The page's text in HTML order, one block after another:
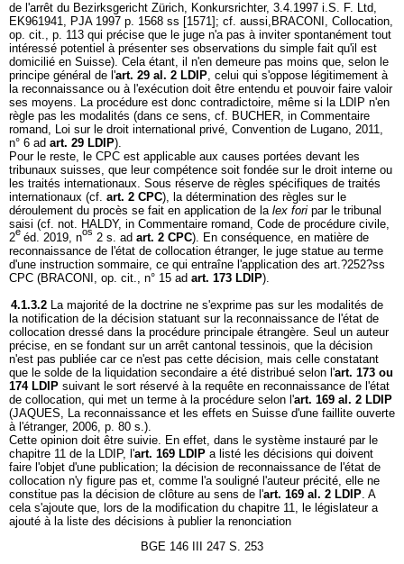
de l'arrêt du Bezirksgericht Zürich, Konkursrichter, 3.4.1997 i.S. F. Ltd,
EK961941, PJA 1997 p. 1568 ss [1571]; cf. aussi,BRACONI, Collocation,
op. cit., p. 113 qui précise que le juge n'a pas à inviter spontanément tout
intéressé potentiel à présenter ses observations du simple fait qu'il est
domicilié en Suisse). Cela étant, il n'en demeure pas moins que, selon le
principe général de l'art. 29 al. 2 LDIP, celui qui s'oppose légitimement à
la reconnaissance ou à l'exécution doit être entendu et pouvoir faire valoir
ses moyens. La procédure est donc contradictoire, même si la LDIP n'en
règle pas les modalités (dans ce sens, cf. BUCHER, in Commentaire
romand, Loi sur le droit international privé, Convention de Lugano, 2011,
n° 6 ad art. 29 LDIP).
Pour le reste, le CPC est applicable aux causes portées devant les
tribunaux suisses, que leur compétence soit fondée sur le droit interne ou
les traités internationaux. Sous réserve de règles spécifiques de traités
internationaux (cf. art. 2 CPC), la détermination des règles sur le
déroulement du procès se fait en application de la lex fori par le tribunal
saisi (cf. not. HALDY, in Commentaire romand, Code de procédure civile,
2eéd. 2019, nos 2 s. ad art. 2 CPC). En conséquence, en matière de
reconnaissance de l'état de collocation étranger, le juge statue au terme
d'une instruction sommaire, ce qui entraîne l'application des art.?252?ss
CPC (BRACONI, op. cit., n° 15 ad art. 173 LDIP).
4.1.3.2 La majorité de la doctrine ne s'exprime pas sur les modalités de
la notification de la décision statuant sur la reconnaissance de l'état de
collocation dressé dans la procédure principale étrangère. Seul un auteur
précise, en se fondant sur un arrêt cantonal tessinois, que la décision
n'est pas publiée car ce n'est pas cette décision, mais celle constatant
que le solde de la liquidation secondaire a été distribué selon l'art. 173 ou
174 LDIP suivant le sort réservé à la requête en reconnaissance de l'état
de collocation, qui met un terme à la procédure selon l'art. 169 al. 2 LDIP
(JAQUES, La reconnaissance et les effets en Suisse d'une faillite ouverte
à l'étranger, 2006, p. 80 s.).
Cette opinion doit être suivie. En effet, dans le système instauré par le
chapitre 11 de la LDIP, l'art. 169 LDIP a listé les décisions qui doivent
faire l'objet d'une publication; la décision de reconnaissance de l'état de
collocation n'y figure pas et, comme l'a souligné l'auteur précité, elle ne
constitue pas la décision de clôture au sens de l'art. 169 al. 2 LDIP. A
cela s'ajoute que, lors de la modification du chapitre 11, le législateur a
ajouté à la liste des décisions à publier la renonciation
BGE 146 III 247 S. 253